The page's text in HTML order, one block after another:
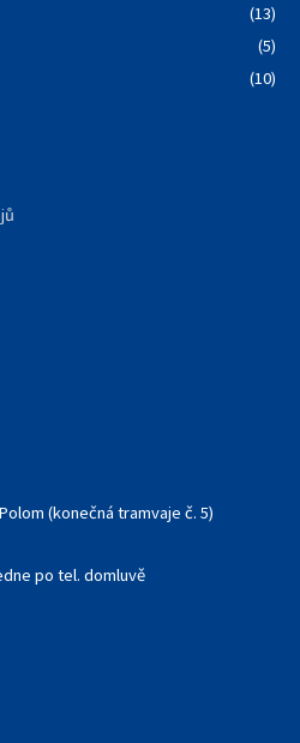
(13)
(5)
(10)
(konečná tramvaje č. 5)
po tel. domluvě